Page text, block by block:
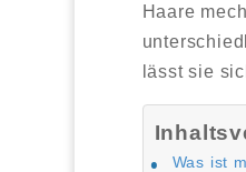
Haare
lässt sie
Was ist